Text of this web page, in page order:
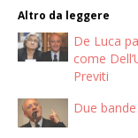
Altro da leggere
De Luca
come
Previti
Due